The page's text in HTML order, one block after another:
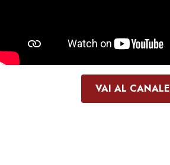
VAI AL CANALE